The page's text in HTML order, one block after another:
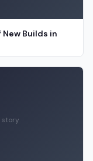
Builds in
story